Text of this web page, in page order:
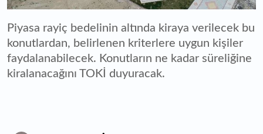
Piyasa rayiç bedelinin altında kiraya verilecek bu
konutlardan, belirlenen kriterlere uygun kişiler
faydalanabilecek. Konutların ne kadar süreliğine
kiralanacağını TOKİ duyuracak.